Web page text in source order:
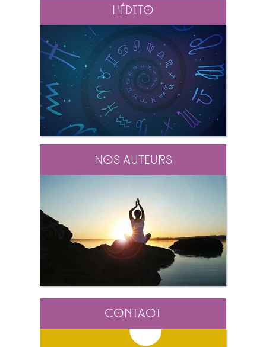
L'édito
Nos auteurs
Contact